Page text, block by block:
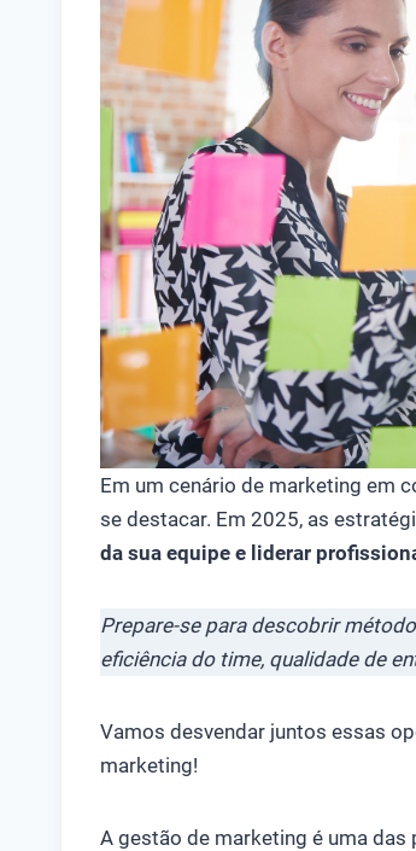
Em um cenário de marketing em
se destacar. Em 2025, as
da sua equipe e liderar
Prepare-se para descobrir
eficiência do time, qualidade de
Vamos desvendar juntos essas
marketing!
A gestão de marketing é uma